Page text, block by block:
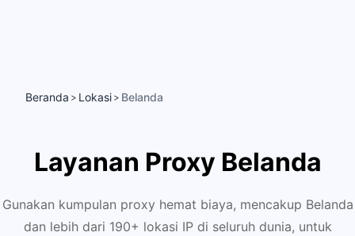
Beranda > Lokasi > Belanda
Layanan Proxy Belanda
Gunakan kumpulan proxy hemat biaya, mencakup Belanda
dan lebih dari 190+ lokasi IP di seluruh dunia, untuk